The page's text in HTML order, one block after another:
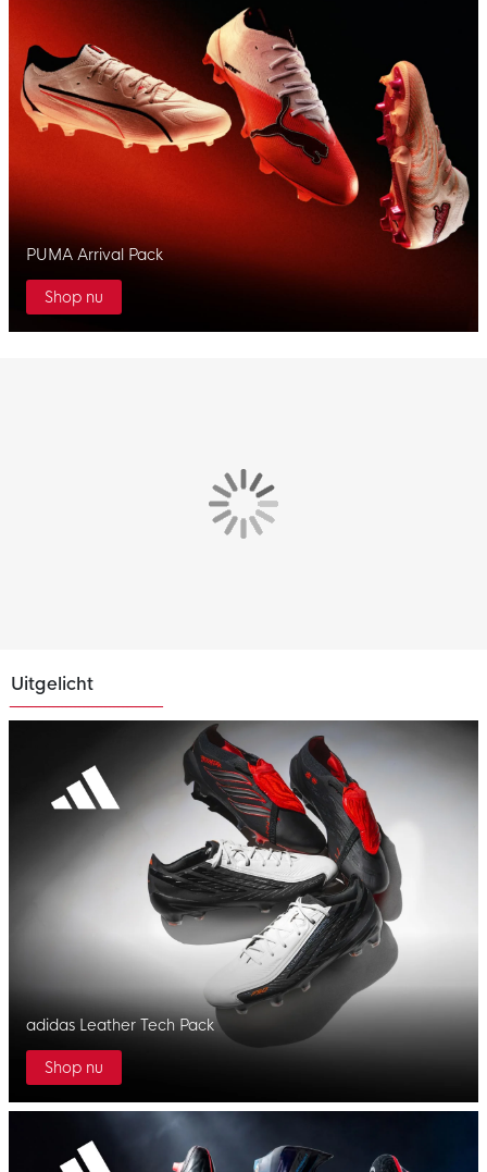
PUMA Arrival Pack
Shop nu
Uitgelicht
adidas Leather Tech Pack
Shop nu